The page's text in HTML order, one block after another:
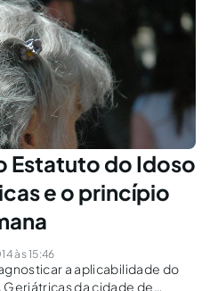
Estatuto do Idoso
e o princípio
às 15:46
a aplicabilidade do
Geriátricas da cidade de